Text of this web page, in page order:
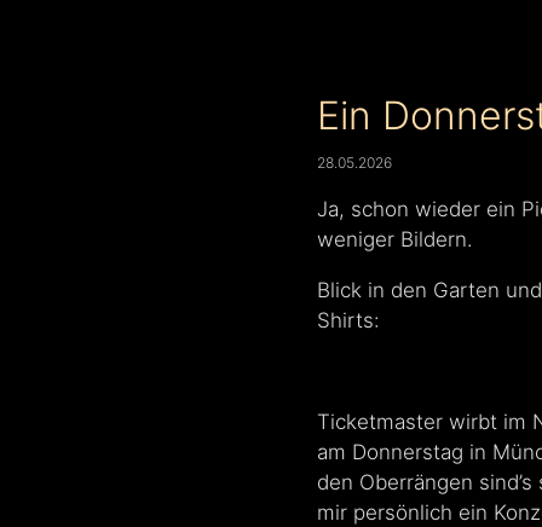
Ein
28.05.2026
Ja, schon wieder ein
weniger Bildern.
Blick in den Garten
Shirts:
Ticketmaster wirbt im
am Donnerstag in
den Oberrängen
mir persönlich ein